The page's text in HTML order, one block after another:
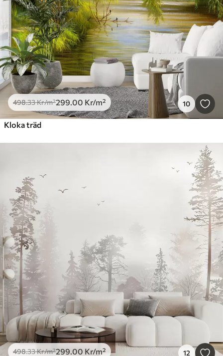
498.33Kr/m²299.00 Kr/m² 10
Kloka träd
498.33Kr/m²299.00 Kr/m² 12